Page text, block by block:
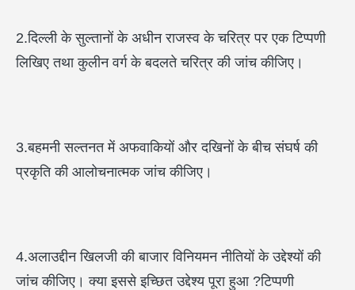
2.दिल्ली के सुल्तानों के अधीन राजस्व के चरित्र पर एक टिप्पणी
लिखिए तथा कुलीन वर्ग के बदलते चरित्र की जांच कीजिए।
3.बहमनी सल्तनत में अफवाकियों और दखिनों के बीच संघर्ष की
प्रकृति की आलोचनात्मक जांच कीजिए।
4.अलाउद्दीन खिलजी की बाजार विनियमन नीतियों के उद्देश्यों की
जांच कीजिए। क्या इससे इच्छित उद्देश्य पूरा हुआ ?टिप्पणी